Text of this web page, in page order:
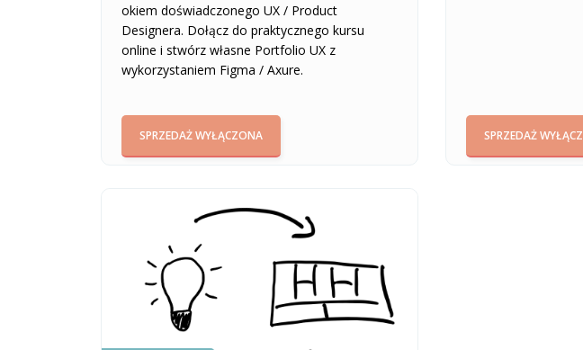
okiem doświadczonego UX / Product
Designera. Dołącz do praktycznego kursu
online i stwórz własne Portfolio UX z
wykorzystaniem Figma / Axure.
SPRZEDAŻ WYŁĄCZONA SPRZEDAŻ